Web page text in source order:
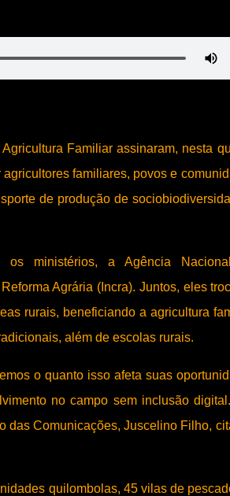
Familiar assinaram, nesta
familiares, povos e
de produção de
ministérios, a Agência
Agrária (Incra). Juntos, eles
rurais, beneficiando a agricultura
além de escolas rurais.
o quanto isso afeta suas
no campo sem inclusão
das Comunicações, Juscelino Filho,
quilombolas, 45 vilas de